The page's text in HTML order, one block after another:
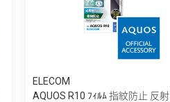
ELECOM
AQUOS R10 ﾌｨﾙﾑ 指紋防止 反射